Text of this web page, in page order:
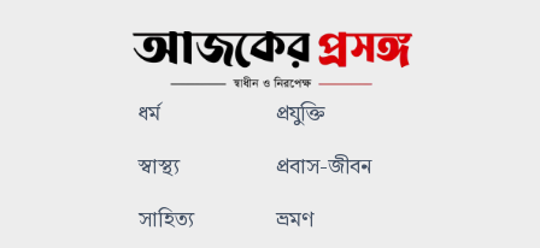
ধর্ম
প্রযুক্তি
স্বাস্থ্য
প্রবাস-জীবন
সাহিত্য
ভ্রমণ